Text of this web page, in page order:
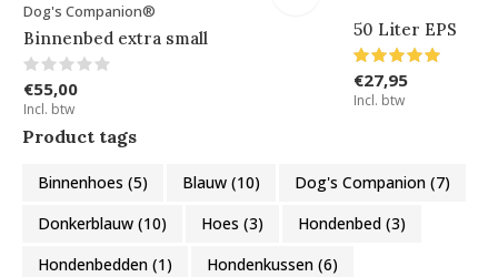
Dog's Companion®
Binnenbed extra small
€55,00
Incl. btw
50 Liter EPS
€27,95
Incl. btw
Product tags
Binnenhoes (5) Blauw (10) Dog's Companion (7)
Donkerblauw (10) Hoes (3) Hondenbed (3)
Hondenbedden (1) Hondenkussen (6)